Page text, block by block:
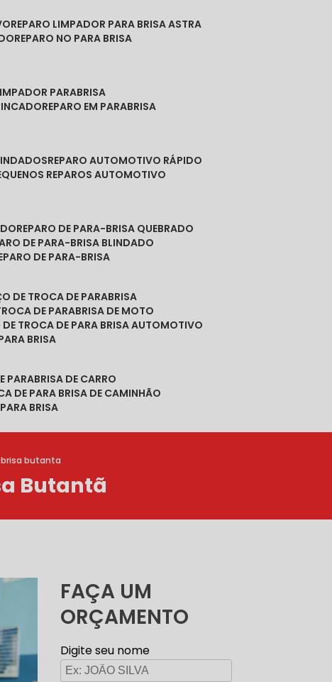
REPARO LIMPADOR PARA BRISA ASTRA
REPARO NO PARA BRISA
PARABRISA
REPARO EM PARABRISA
REPARO AUTOMOTIVO RÁPIDO
REPAROS AUTOMOTIVO
REPARO DE PARA-BRISA QUEBRADO
DE PARA-BRISA BLINDADO
DE PARA-BRISA
DE TROCA DE PARABRISA
DE PARABRISA DE MOTO
DE TROCA DE PARA BRISA AUTOMOTIVO
BRISA
PARABRISA DE CARRO
DE PARA BRISA DE CAMINHÃO
PARA BRISA
butanta
Butantã
FAÇA UM
ORÇAMENTO
Digite seu nome